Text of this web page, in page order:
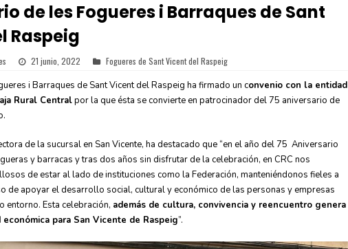
de les Fogueres i Barraques de Sant
Raspeig
21 junio, 2022 Fogueres de Sant Vicent del Raspeig
i Barraques de Sant Vicent del Raspeig ha firmado un convenio con la entidad
Rural Centralpor la que ésta se convierte en patrocinador del 75 aniversario de
de la sucursal en San Vicente, ha destacado que “en el año del 75 Aniversario
y barracas y tras dos años sin disfrutar de la celebración, en CRC nos
de estar al lado de instituciones como la Federación, manteniéndonos fieles a
de apoyar el desarrollo social, cultural y económico de las personas y empresas
entorno. Esta celebración, además de cultura, convivencia y reencuentro genera
para San Vicente de Raspeig”.